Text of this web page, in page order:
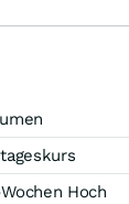
Hoch